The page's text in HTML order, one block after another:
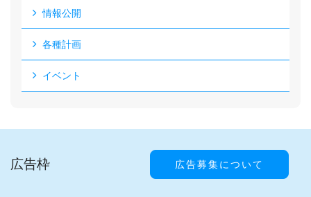
情報公開
各種計画
イベント
広告枠 広告募集について